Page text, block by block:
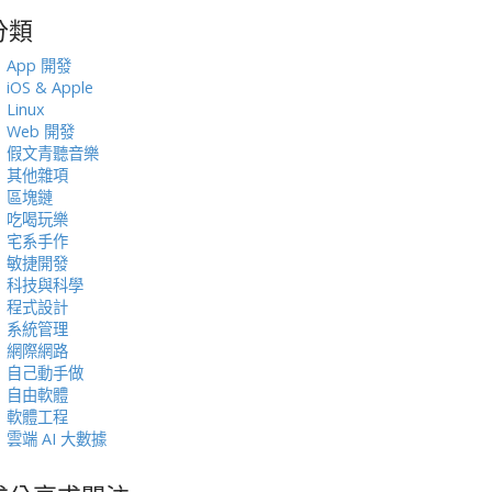
類
App 開發
iOS & Apple
Linux
Web 開發
假文青聽音樂
其他雜項
區塊鏈
吃喝玩樂
宅系手作
敏捷開發
科技與科學
程式設計
系統管理
網際網路
自己動手做
自由軟體
軟體工程
雲端 AI 大數據